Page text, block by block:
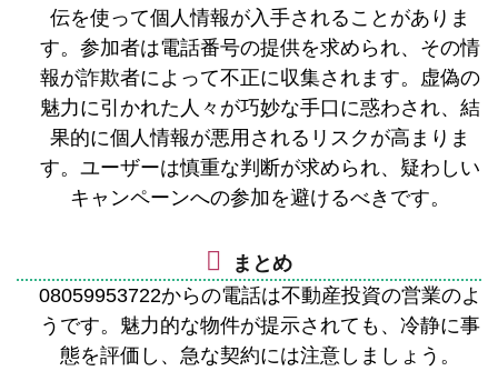
伝を使って個人情報が入手されることがありま
す。参加者は電話番号の提供を求められ、その情
報が詐欺者によって不正に収集されます。虚偽の
魅力に引かれた人々が巧妙な手口に惑わされ、結
果的に個人情報が悪用されるリスクが高まりま
す。ユーザーは慎重な判断が求められ、疑わしい
キャンペーンへの参加を避けるべきです。
まとめ
08059953722からの電話は不動産投資の営業のよ
うです。魅力的な物件が提示されても、冷静に事
態を評価し、急な契約には注意しましょう。